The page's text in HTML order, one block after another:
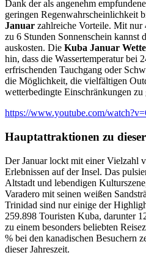
Dank der als angenehm
geringen Regenwahrscheinlichkeit
Januar zahlreiche Vorteile. Mit nur
zu 6 Stunden Sonnenschein kannst
auskosten. Die Kuba Januar
hin, dass die Wassertemperatur bei
erfrischenden Tauchgang oder
die Möglichkeit, die vielfältigen
wetterbedingte Einschränkungen zu
https://www.youtube.com/
Hauptattraktionen zu
Der Januar lockt mit einer Vielzahl
Erlebnissen auf der Insel. Das
Altstadt und lebendigen
Varadero mit seinen weißen
Trinidad sind nur einige der
259.898 Touristen Kuba, darunter
zu einem besonders beliebten
% bei den kanadischen Besuchern
dieser Jahreszeit.